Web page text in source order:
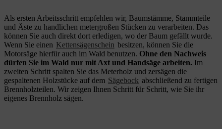
Als ersten Arbeitsschritt empfehlen wir, Baumstämme, Stammteile
und Äste zu handlichen metergroßen Stücken zu verarbeiten. Das
können Sie auch direkt dort erledigen, wo der Baum gefällt wurde.
Wenn Sie einen Kettensägenschein besitzen, können Sie die
Motorsäge hierfür auch im Wald benutzen. Ohne den Nachweis
dürfen Sie im Wald nur mit Axt und Handsäge arbeiten. Im
zweiten Schritt spalten Sie das Meterholz und zersägen die
gespaltenen Holzstücke auf dem Sägebock abschließend zu fertigen
Brennholzteilen. Wir zeigen Ihnen Schritt für Schritt, wie Sie ihr
eigenes Brennholz sägen.